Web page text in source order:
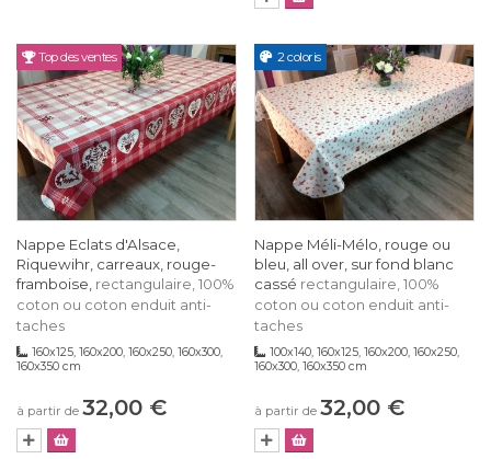
Top des ventes
Nappe Eclats d'Alsace,
Riquewihr, carreaux, rouge-
framboise, rectangulaire, 100%
coton ou coton enduit anti-
taches
160x125, 160x200, 160x250, 160x300,
160x350 cm
à partir de 32,00 €
2 coloris
Nappe Méli-Mélo, rouge ou
bleu, all over, sur fond blanc
cassé rectangulaire, 100%
coton ou coton enduit anti-
taches
100x140, 160x125, 160x200, 160x250,
160x300, 160x350 cm
à partir de 32,00 €